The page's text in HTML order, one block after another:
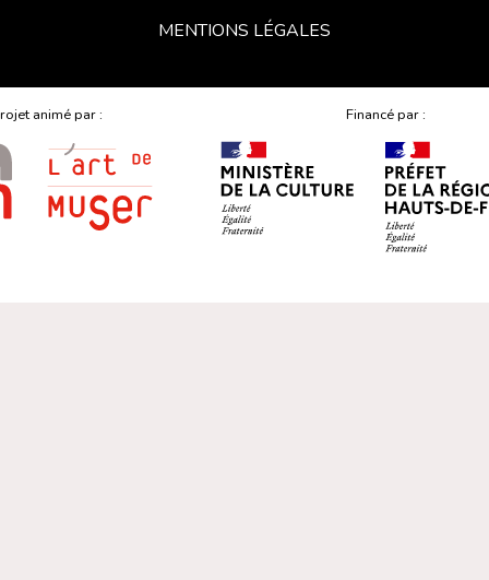
MENTIONS LÉGALES
animé par : Financé par :